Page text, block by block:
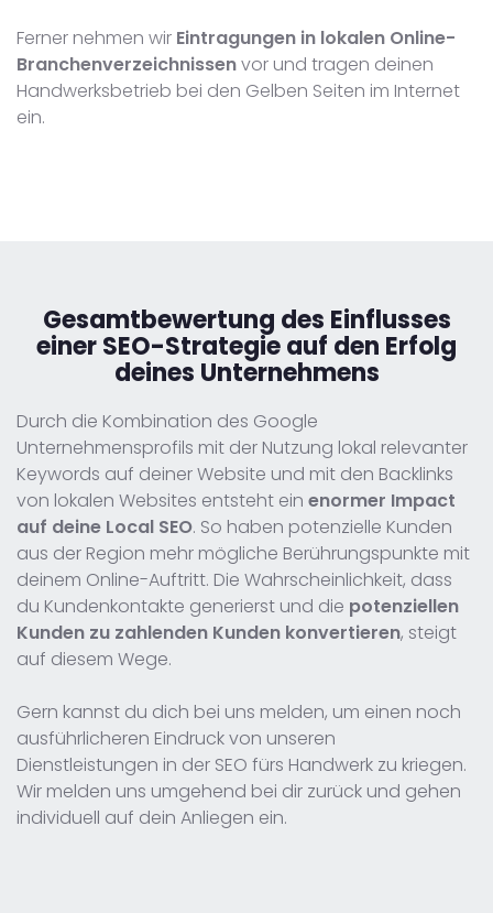
Ferner nehmen wir Eintragungen in lokalen Online-
Branchenverzeichnissenvor und tragen deinen
Handwerksbetrieb bei den Gelben Seiten im Internet
ein.
Gesamtbewertung des Einflusses
einer SEO-Strategieauf den Erfolg
deines Unternehmens
Durch die Kombination des Google
Unternehmensprofils mit der Nutzung lokal relevanter
Keywords auf deiner Website und mit den Backlinks
von lokalen Websites entsteht ein enormer Impact
auf deine Local SEO. So haben potenzielle Kunden
aus der Region mehr mögliche Berührungspunkte mit
deinem Online-Auftritt. Die Wahrscheinlichkeit, dass
du Kundenkontakte generierst und die potenziellen
Kunden zu zahlenden Kunden konvertieren, steigt
auf diesem Wege.
Gern kannst du dich bei uns melden, um einen noch
ausführlicheren Eindruck von unseren
Dienstleistungen in der SEO fürs Handwerk zu kriegen.
Wir melden uns umgehend bei dir zurück und gehen
individuell auf dein Anliegen ein.